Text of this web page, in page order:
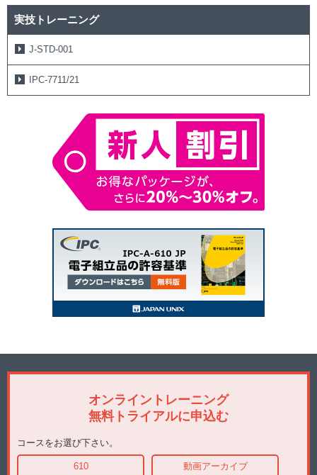
実技トレーニング
J-STD-001
IPC-7711/21
オンライントレーニング
無料トライアルに申込む
コースをお選び下さい。
610 動画アーカイブ